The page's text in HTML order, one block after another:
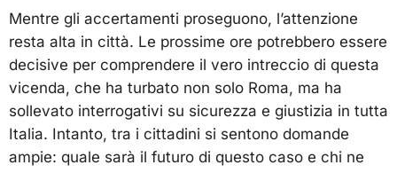
Mentre gli accertamenti proseguono, l’attenzione
resta alta in città. Le prossime ore potrebbero essere
decisive per comprendere il vero intreccio di questa
vicenda, che ha turbato non solo Roma, ma ha
sollevato interrogativi su sicurezza e giustizia in tutta
Italia. Intanto, tra i cittadini si sentono domande
ampie: quale sarà il futuro di questo caso e chi ne